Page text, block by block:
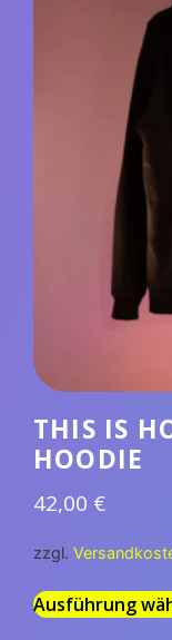
THIS IS
HOODIE
42,00 €
zzgl.
Ausführung